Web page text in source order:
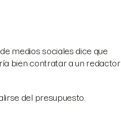
medios sociales dice que
bien contratar a un redactor
del presupuesto.